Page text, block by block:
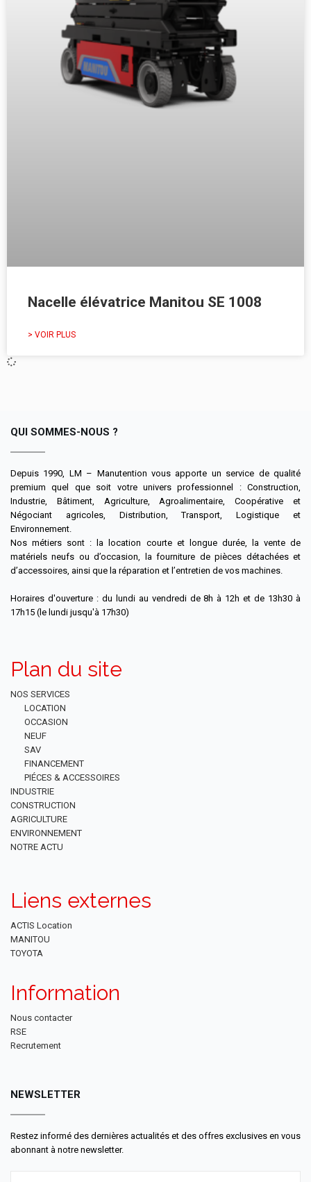
Nacelle élévatrice Manitou SE 1008
> VOIR PLUS
QUI SOMMES-NOUS ?
Depuis 1990, LM – Manutention vous apporte un service de qualité
premium quel que soit votre univers professionnel : Construction,
Industrie, Bâtiment, Agriculture, Agroalimentaire, Coopérative et
Négociant agricoles, Distribution, Transport, Logistique et
Environnement.
Nos métiers sont : la location courte et longue durée, la vente de
matériels neufs ou d’occasion, la fourniture de pièces détachées et
d’accessoires, ainsi que la réparation et l’entretien de vos machines.
Horaires d'ouverture : du lundi au vendredi de 8h à 12h et de 13h30 à
17h15 (le lundi jusqu'à 17h30)
Plan du site
NOS SERVICES
LOCATION
OCCASION
NEUF
SAV
FINANCEMENT
PIÉCES & ACCESSOIRES
INDUSTRIE
CONSTRUCTION
AGRICULTURE
ENVIRONNEMENT
NOTRE ACTU
Liens externes
ACTIS Location
MANITOU
TOYOTA
Information
Nous contacter
RSE
Recrutement
NEWSLETTER
Restez informé des dernières actualités et des offres exclusives en vous
abonnant à notre newsletter.